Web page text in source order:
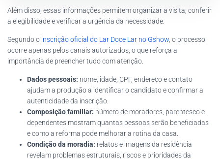
Além disso, essas informações permitem organizar a visita, conferir
a elegibilidade e verificar a urgência da necessidade.
Segundo o inscrição oficial do Lar Doce Lar no Gshow , o processo
ocorre apenas pelos canais autorizados, o que reforça a
importância de preencher tudo com atenção.
Dados pessoais: nome, idade, CPF, endereço e contato
ajudam a produção a identificar o candidato e confirmar a
autenticidade da inscrição.
Composição familiar: número de moradores, parentesco e
dependentes mostram quantas pessoas serão beneficiadas
e como a reforma pode melhorar a rotina da casa.
Condição da moradia: relatos e imagens da residência
revelam problemas estruturais, riscos e prioridades da